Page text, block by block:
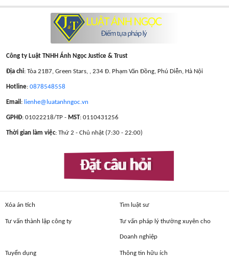
Công ty Luật TNHH Ánh Ngọc Justice & Trust
Địa chỉ: Tòa 21B7, Green Stars, , 234 Đ. Phạm Văn Đồng, Phú Diễn, Hà Nội
Hotline: 0878548558
Email : lienhe@luatanhngoc.vn
GPHĐ: 01022218/TP - MST: 0110431256
Thời gian làm việc: Thứ 2 - Chủ nhật (7:30 - 22:00)
Đặt câu hỏi
Xóa án tích Tìm luật sư
Tư vấn thành lập công ty Tư vấn pháp lý thường xuyên cho
Doanh nghiệp
Tuyển dụng Thông tin hữu ích